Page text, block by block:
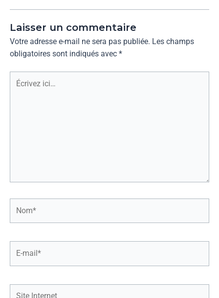
Laisser un commentaire
Votre adresse e-mail ne sera pas publiée. Les champs
obligatoires sont indiqués avec *
Écrivez
mail*